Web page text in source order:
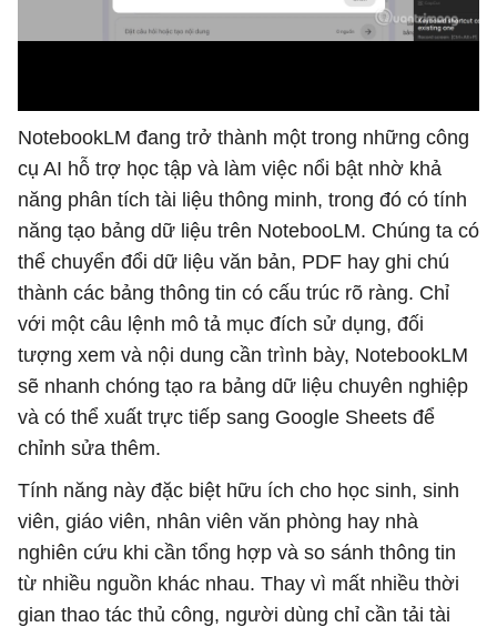
NotebookLM đang trở thành một trong những công
cụ AI hỗ trợ học tập và làm việc nổi bật nhờ khả
năng phân tích tài liệu thông minh, trong đó có tính
năng tạo bảng dữ liệu trên NotebooLM. Chúng ta có
thể chuyển đổi dữ liệu văn bản, PDF hay ghi chú
thành các bảng thông tin có cấu trúc rõ ràng. Chỉ
với một câu lệnh mô tả mục đích sử dụng, đối
tượng xem và nội dung cần trình bày, NotebookLM
sẽ nhanh chóng tạo ra bảng dữ liệu chuyên nghiệp
và có thể xuất trực tiếp sang Google Sheets để
chỉnh sửa thêm.
Tính năng này đặc biệt hữu ích cho học sinh, sinh
viên, giáo viên, nhân viên văn phòng hay nhà
nghiên cứu khi cần tổng hợp và so sánh thông tin
từ nhiều nguồn khác nhau. Thay vì mất nhiều thời
gian thao tác thủ công, người dùng chỉ cần tải tài